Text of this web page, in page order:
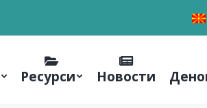
Ресурси Новости